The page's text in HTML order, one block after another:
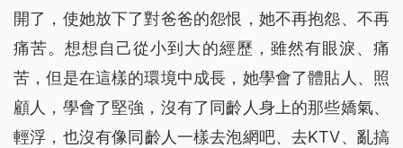
開了，使她放下了對爸爸的怨恨，她不再抱怨、不再
痛苦。想想自己從小到大的經歷，雖然有眼淚、痛
苦，但是在這樣的環境中成長，她學會了體貼人、照
顧人，學會了堅強，沒有了同齡人身上的那些嬌氣、
輕浮，也沒有像同齡人一樣去泡網吧、去KTV、亂搞